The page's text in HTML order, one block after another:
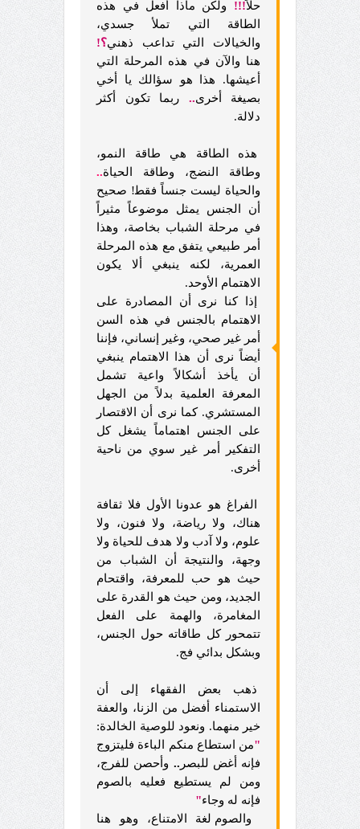
حلاً!!! ولكن ماذا أفعل في هذه
الطاقة التي تملأ جسدي،
والخيالات التي تداعب ذهني؟!
هنا والآن في هذه المرحلة التي
أعيشها. هذا هو سؤالك يا أخي
بصيغة أخرى..
ربما تكون أكثر
دلالة.
هذه الطاقة هي طاقة النمو،
وطاقة النضج، وطاقة الحياة..
والحياة ليست جنساً فقط‍‍‍‍! صحيح
أن الجنس يمثل موضوعاً مثيراً
في مرحلة الشباب بخاصة، وهذا
أمر طبيعي يتفق مع هذه المرحلة
العمرية، لكنه ينبغي ألا يكون
الاهتمام الأوحد.
إذا كنا نرى أن المصادرة على
الاهتمام بالجنس في هذه السن
أمر غير صحي، وغير إنساني، فإننا
أيضاً نرى أن هذا الاهتمام ينبغي
أن يأخذ أشكالاً واعية تشمل
المعرفة العلمية بدلاً من الجهل
المستشري. كما نرى أن الاقتصار
على الجنس اهتماماً يشغل كل
التفكير أمر غير سوي من ناحية
أخرى.
الفراغ هو عدونا الأول فلا ثقافة
هناك، ولا رياضة، ولا فنون، ولا
علوم، ولا آدب ولا هدف للحياة ولا
وجهة، والنتيجة أن الشباب من
حيث هو حب للمعرفة، واقتحام
الجديد، ومن حيث هو القدرة على
المغامرة، والهمة على الفعل
تتمحور كل طاقاته حول الجنس،
وبشكل بدائي فج.
ذهب بعض الفقهاء إلى أن
الاستمناء أفضل من الزنا، والعفة
خير منهما. ونعود للوصية الخالدة:
"من استطاع منكم الباءة فليتزوج
فإنه أغض للبصر .. وأحصن للفرج،
ومن لم يستطيع فعليه بالصوم
فإنه له وجاء"
والصوم لغة الامتناع، وهو هنا